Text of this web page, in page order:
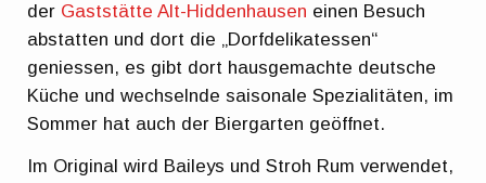
der Gaststätte Alt-Hiddenhausen einen Besuch
abstatten und dort die „Dorfdelikatessen“
geniessen, es gibt dort hausgemachte deutsche
Küche und wechselnde saisonale Spezialitäten, im
Sommer hat auch der Biergarten geöffnet.
Im Original wird Baileys und Stroh Rum verwendet,